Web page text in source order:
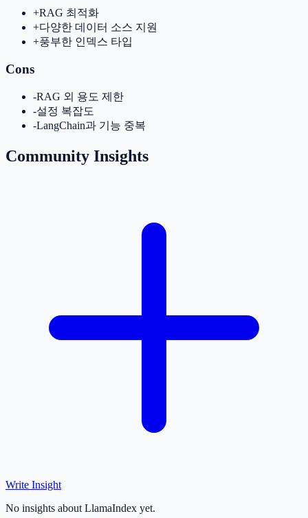
+RAG 최적화
+다양한 데이터 소스 지원
+풍부한 인덱스 타입
Cons
-RAG 외 용도 제한
-설정 복잡도
-LangChain과 기능 중복
Community Insights
Write Insight
No insights about LlamaIndex yet.